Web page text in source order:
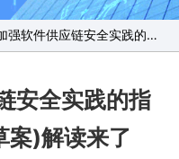
美国“加强软件供应链安全实践的指南” (SSDF V1.1草案)解读来了
安全实践的指
案)解读来了